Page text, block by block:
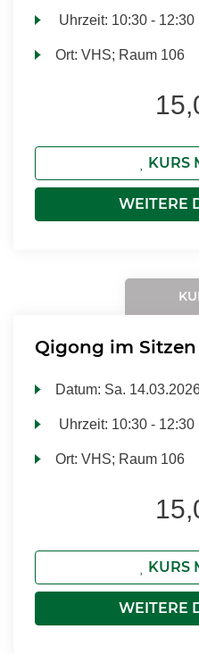
Uhrzeit: 10:30 - 12:30
Ort:VHS; Raum 106
KURS
WEITERE
Qigong im Sitzen
Datum: Sa.
Uhrzeit: 10:30 - 12:30
Ort:VHS; Raum 106
KURS
WEITERE